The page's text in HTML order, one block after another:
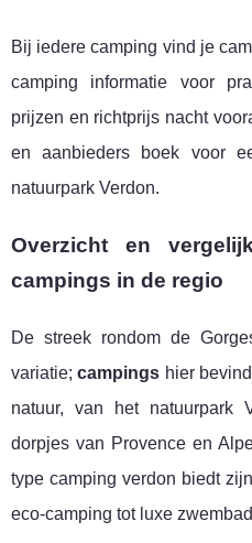
Bij iedere camping vind je
camping informatie voor
prijzen en richtprijs nacht
en aanbieders boek voor
natuurpark Verdon.
Overzicht en
campings in de regio
De streek rondom de
variatie;campings hier
natuur, van het natuurpark
dorpjes van Provence en
type camping verdon biedt
eco-camping tot luxe